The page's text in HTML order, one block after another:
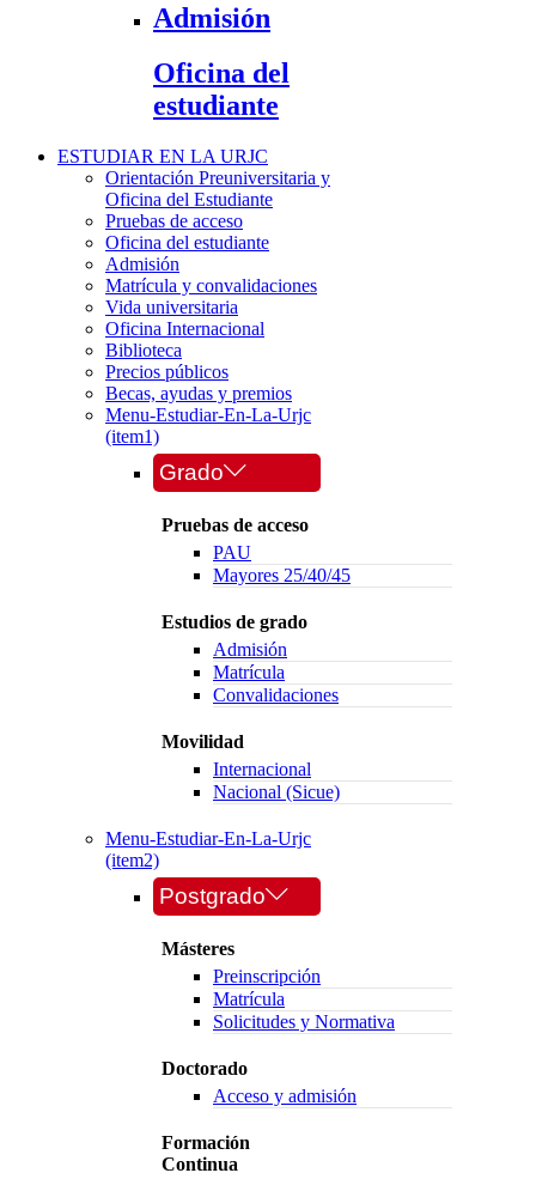
Admisión
Oficina del
estudiante
ESTUDIAR EN LA URJC
Orientación Preuniversitaria y
Oficina del Estudiante
Pruebas de acceso
Oficina del estudiante
Admisión
Matrícula y convalidaciones
Vida universitaria
Oficina Internacional
Biblioteca
Precios públicos
Becas, ayudas y premios
Menu-Estudiar-En-La-Urjc
(item1)
Grado
Pruebas de acceso
PAU
Mayores 25/40/45
Estudios de grado
Admisión
Matrícula
Convalidaciones
Movilidad
Internacional
Nacional (Sicue)
Menu-Estudiar-En-La-Urjc
(item2)
Postgrado
Másteres
Preinscripción
Matrícula
Solicitudes y Normativa
Doctorado
Acceso y admisión
Formación
Continua